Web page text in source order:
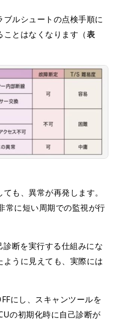
ルシュートの点検手順に
とはなくなります（表
も、異常が再発します。
常に短い周期での監視が行
断を実行する仕組みにな
うに見えても、実際には
にし、スキャンツールを
の初期化時に自己診断が